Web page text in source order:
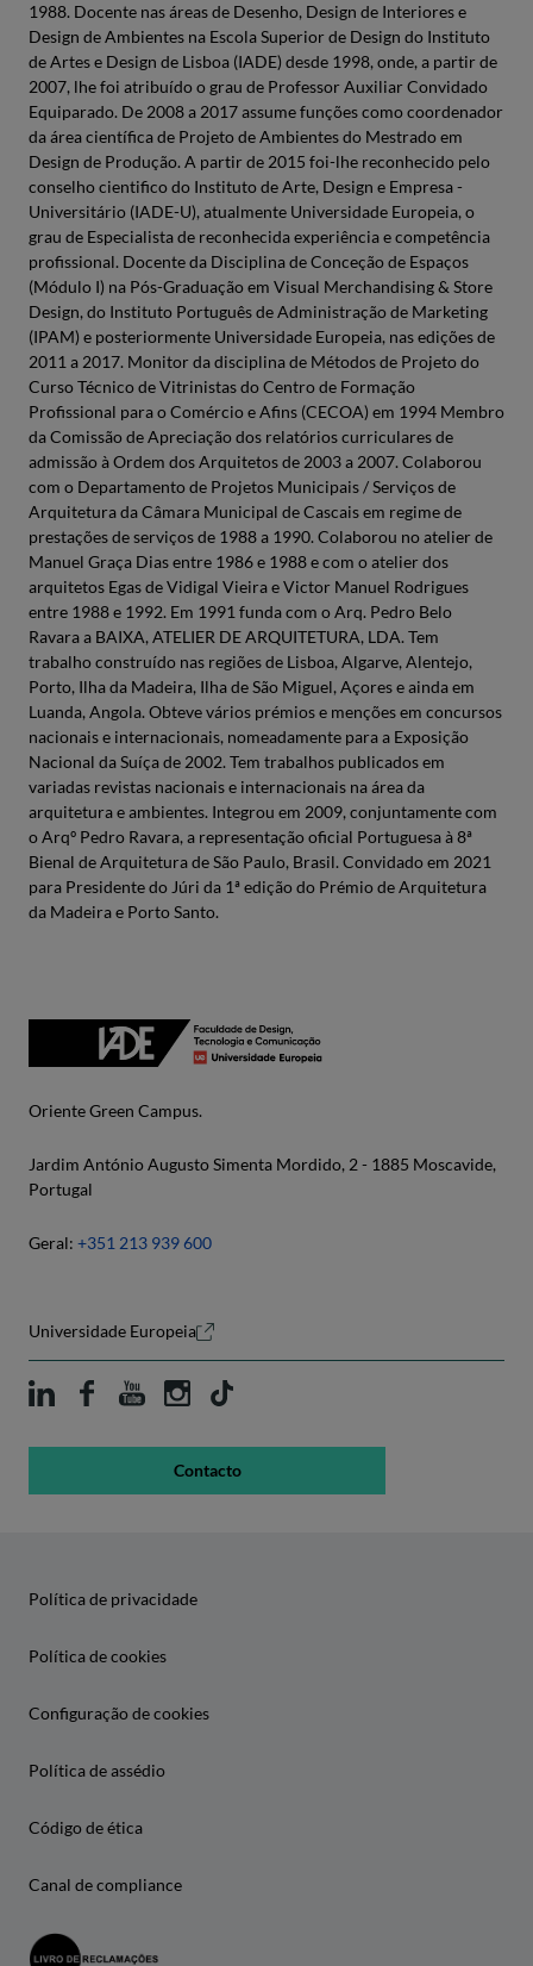
1988. Docente nas áreas de Desenho, Design de Interiores e
Design de Ambientes na Escola Superior de Design do Instituto
de Artes e Design de Lisboa (IADE) desde 1998, onde, a partir de
2007, lhe foi atribuído o grau de Professor Auxiliar Convidado
Equiparado. De 2008 a 2017 assume funções como coordenador
da área científica de Projeto de Ambientes do Mestrado em
Design de Produção. A partir de 2015 foi-lhe reconhecido pelo
conselho cientifico do Instituto de Arte, Design e Empresa -
Universitário (IADE-U), atualmente Universidade Europeia, o
grau de Especialista de reconhecida experiência e competência
profissional. Docente da Disciplina de Conceção de Espaços
(Módulo I) na Pós-Graduação em Visual Merchandising & Store
Design, do Instituto Português de Administração de Marketing
(IPAM) e posteriormente Universidade Europeia, nas edições de
2011 a 2017. Monitor da disciplina de Métodos de Projeto do
Curso Técnico de Vitrinistas do Centro de Formação
Profissional para o Comércio e Afins (CECOA) em 1994 Membro
da Comissão de Apreciação dos relatórios curriculares de
admissão à Ordem dos Arquitetos de 2003 a 2007. Colaborou
com o Departamento de Projetos Municipais / Serviços de
Arquitetura da Câmara Municipal de Cascais em regime de
prestações de serviços de 1988 a 1990. Colaborou no atelier de
Manuel Graça Dias entre 1986 e 1988 e com o atelier dos
arquitetos Egas de Vidigal Vieira e Victor Manuel Rodrigues
entre 1988 e 1992. Em 1991 funda com o Arq. Pedro Belo
Ravara a BAIXA, ATELIER DE ARQUITETURA, LDA. Tem
trabalho construído nas regiões de Lisboa, Algarve, Alentejo,
Porto, Ilha da Madeira, Ilha de São Miguel, Açores e ainda em
Luanda, Angola. Obteve vários prémios e menções em concursos
nacionais e internacionais, nomeadamente para a Exposição
Nacional da Suíça de 2002. Tem trabalhos publicados em
variadas revistas nacionais e internacionais na área da
arquitetura e ambientes. Integrou em 2009, conjuntamente com
o Arqº Pedro Ravara, a representação oficial Portuguesa à 8ª
Bienal de Arquitetura de São Paulo, Brasil. Convidado em 2021
para Presidente do Júri da 1ª edição do Prémio de Arquitetura
da Madeira e Porto Santo.
Oriente Green Campus.
Jardim António Augusto Simenta Mordido, 2 - 1885 Moscavide,
Portugal
Geral: +351 213 939 600
Universidade Europeia
Contacto
Política de privacidade
Política de cookies
Configuração de cookies
Política de assédio
Código de ética
Canal de compliance